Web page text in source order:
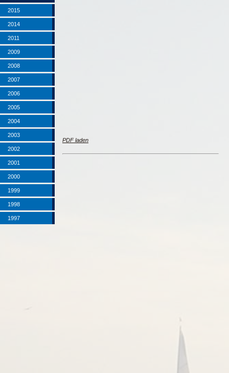
2015
2014
2011
2009
2008
2007
2006
2005
2004
2003
2002
2001
2000
1999
1998
1997
PDF laden